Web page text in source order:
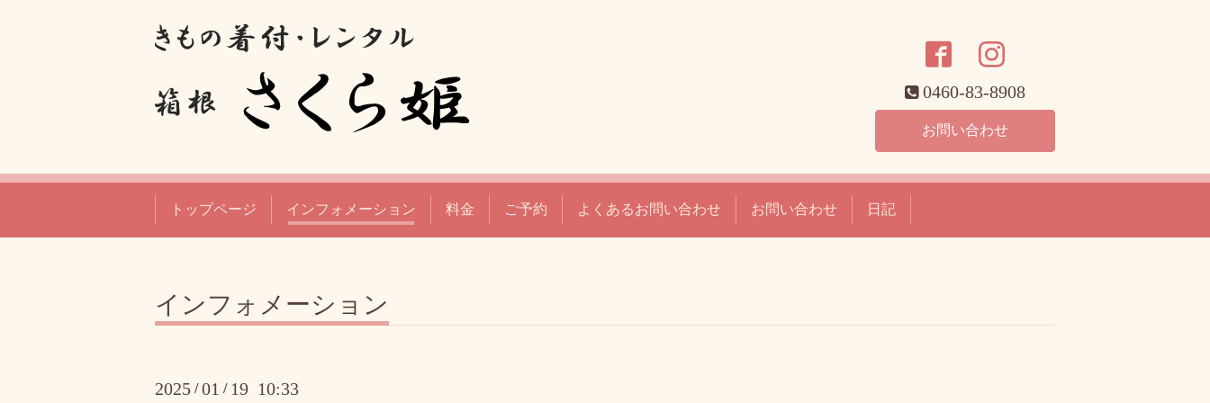
0460-83-8908
お問い合わせ
トップページ インフォメーション 料金 ご予約 よくあるお問い合わせ お問い合わせ 日記
インフォメーション
2025 /01 / 19 10:33